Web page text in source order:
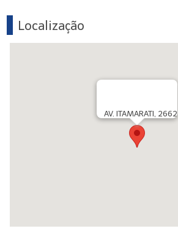
Localização
AV. ITAMARATI, 2662